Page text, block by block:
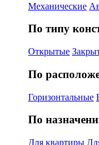
Механические
По типу
Открытые
По
Горизонтальные
По
Для квартиры